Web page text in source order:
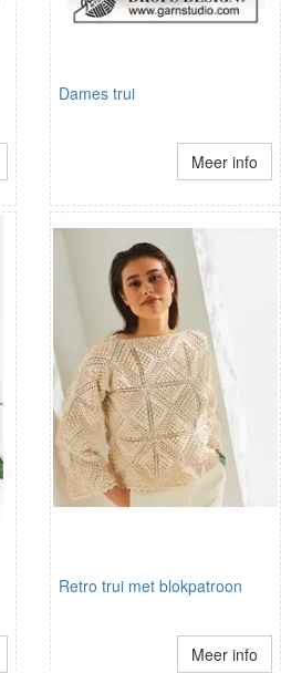
Dames trui
Meer info
Retro trui met blokpatroon
Meer info